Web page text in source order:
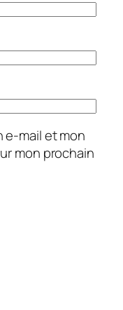
e-mail et mon
mon prochain